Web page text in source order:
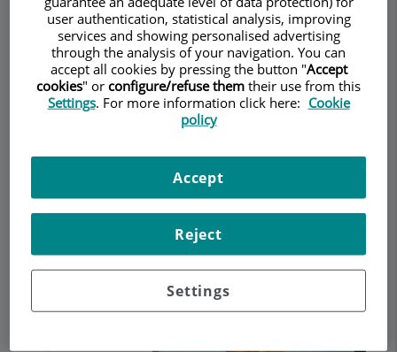
Descripció ServeisEquipContacteDades d'interès
Demanar Cita
La
user authentication, statistical analysis, improving
services and showing personalised advertising
through the analysis of your navigation. You can
accept all cookies by pressing the button "Accept
cookies" or configure/refuse them their use from this
Settings. For more information click here: Cookie
policy
Settings
Reject
Accept